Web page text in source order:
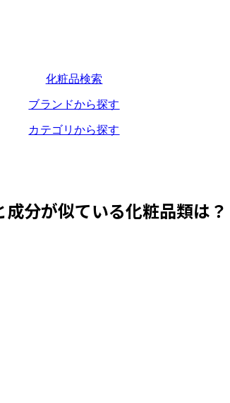
化粧品検索
ブランドから探す
カテゴリから探す
成分が似ている化粧品類は？